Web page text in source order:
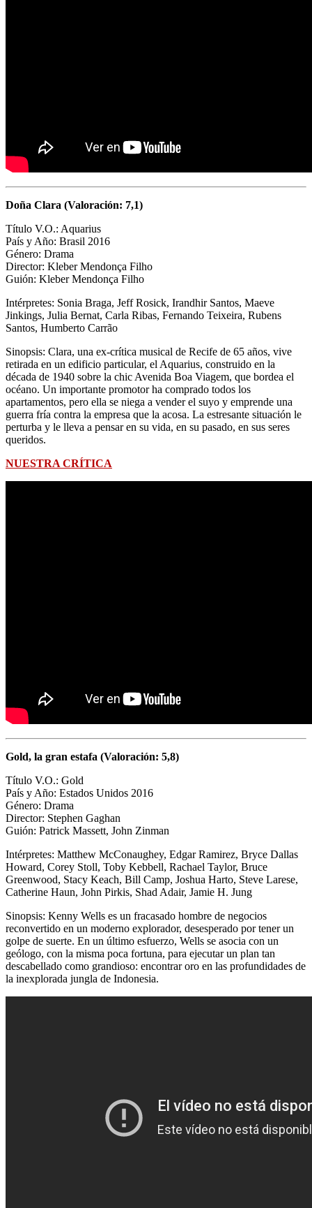
Doña Clara (Valoración: 7,1)
Título V.O.: Aquarius
País y Año: Brasil 2016
Género: Drama
Director: Kleber Mendonça Filho
Guión: Kleber Mendonça Filho
Intérpretes: Sonia Braga, Jeff Rosick, Irandhir Santos, Maeve
Jinkings, Julia Bernat, Carla Ribas, Fernando Teixeira, Rubens
Santos, Humberto Carrão
Sinopsis: Clara, una ex-crítica musical de Recife de 65 años, vive
retirada en un edificio particular, el Aquarius, construido en la
década de 1940 sobre la chic Avenida Boa Viagem, que bordea el
océano. Un importante promotor ha comprado todos los
apartamentos, pero ella se niega a vender el suyo y emprende una
guerra fría contra la empresa que la acosa. La estresante situación le
perturba y le lleva a pensar en su vida, en su pasado, en sus seres
queridos.
NUESTRA CRÍTICA
Gold, la gran estafa (Valoración: 5,8)
Título V.O.: Gold
País y Año: Estados Unidos 2016
Género: Drama
Director: Stephen Gaghan
Guión: Patrick Massett, John Zinman
Intérpretes: Matthew McConaughey, Edgar Ramirez, Bryce Dallas
Howard, Corey Stoll, Toby Kebbell, Rachael Taylor, Bruce
Greenwood, Stacy Keach, Bill Camp, Joshua Harto, Steve Larese,
Catherine Haun, John Pirkis, Shad Adair, Jamie H. Jung
Sinopsis: Kenny Wells es un fracasado hombre de negocios
reconvertido en un moderno explorador, desesperado por tener un
golpe de suerte. En un último esfuerzo, Wells se asocia con un
geólogo, con la misma poca fortuna, para ejecutar un plan tan
descabellado como grandioso: encontrar oro en las profundidades de
la inexplorada jungla de Indonesia.